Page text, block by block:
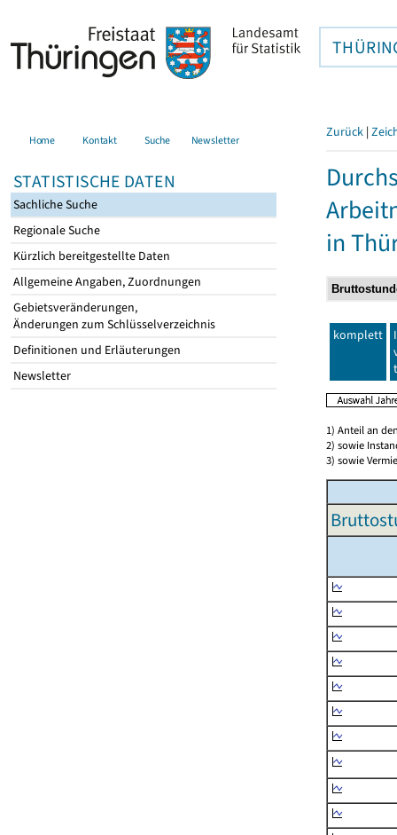
Home Kontakt Suche Newsletter
STATISTISCHE DATEN
Sachliche Suche
Regionale Suche
Kürzlich bereitgestellte Daten
Allgemeine Angaben, Zuordnungen
Gebietsveränderungen,
Änderungen zum Schlüsselverzeichnis
Definitionen und Erläuterungen
Newsletter
Zurück |
in
komplett
1) Anteil an
2) sowie
3) sowie